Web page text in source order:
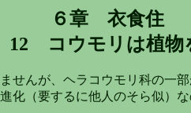
６章 衣食住
ウモリは植物
せんが、ヘラコウモリ科の
化（要するに他人のそら似）な